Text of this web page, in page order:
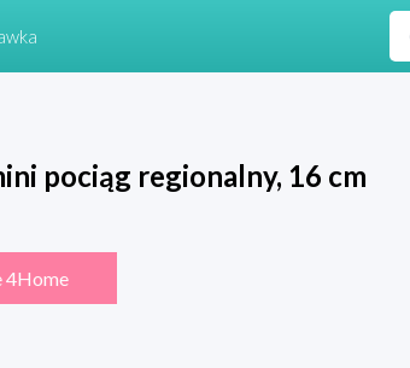
pociąg regionalny, 16 cm
4Home